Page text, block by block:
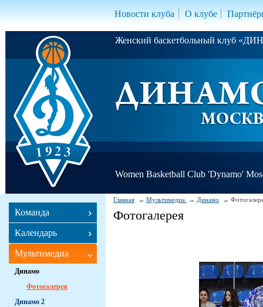
Новости клуба О клубе
Женский баскетбольный клуб
Women Basketball Club 'Dynamo'
Главная Мультимедиа Динамо
Фотогалерея
Команда
Календарь
Мультимедиа
Динамо
Фотогалерея
Динамо 2